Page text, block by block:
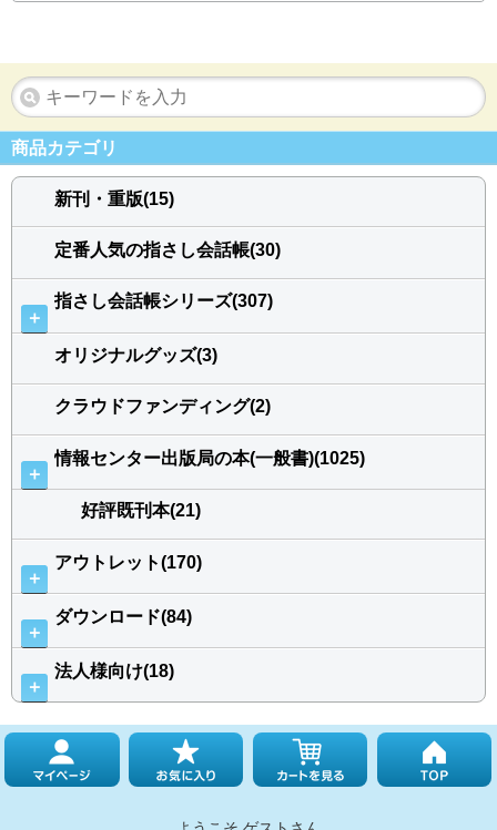
商品カテゴリ
新刊・重版(15)
定番人気の指さし会話帳(30)
＋
指さし会話帳シリーズ(307)
オリジナルグッズ(3)
クラウドファンディング(2)
＋
情報センター出版局の本(一般書)(1025)
好評既刊本(21)
＋
アウトレット(170)
＋
ダウンロード(84)
＋
法人様向け(18)